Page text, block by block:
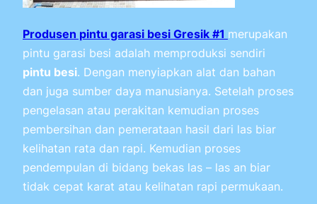
Produsen pintu garasi besi Gresik #1 merupakan
pintu garasi besi adalah memproduksi sendiri
pintu besi. Dengan menyiapkan alat dan bahan
dan juga sumber daya manusianya. Setelah proses
pengelasan atau perakitan kemudian proses
pembersihan dan pemerataan hasil dari las biar
kelihatan rata dan rapi. Kemudian proses
pendempulan di bidang bekas las – las an biar
tidak cepat karat atau kelihatan rapi permukaan.